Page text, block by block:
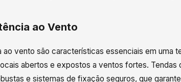
ao Vento
vento são características essenciais em uma
abertos e expostos a ventos fortes. Tendas
e sistemas de fixação seguros, que